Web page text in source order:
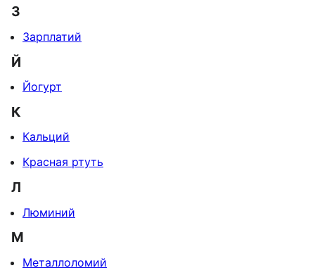
З
Зарплатий
Й
Йогурт
К
Кальций
Красная ртуть
Л
Люминий
М
Металлоломий